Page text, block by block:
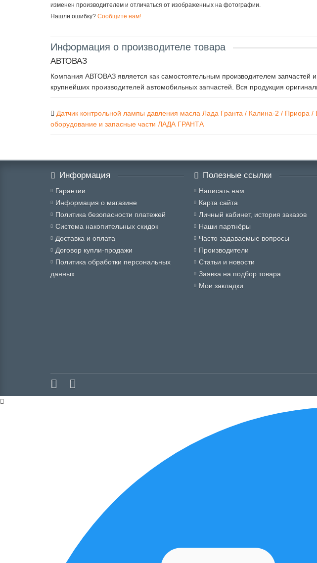
изменен производителем и отличаться от изображенных на фотографии.
Нашли ошибку? Сообщите нам!
Информация о производителе товара
АВТОВАЗ
Компания АВТОВАЗ является как самостоятельным производителем
крупнейших производителей автомобильных запчастей. Вся продукция
Датчик контрольной лампы давления масла Лада Гранта / Калина-2 / Приора /
оборудование и запасные части ЛАДА ГРАНТА
Информация
Гарантии
Информация о магазине
Политика безопасности платежей
Система накопительных скидок
Доставка и оплата
Договор купли-продажи
Политика обработки персональных
данных
Полезные ссылки
Написать нам
Карта сайта
Личный кабинет, история заказов
Наши партнёры
Часто задаваемые вопросы
Производители
Статьи и новости
Заявка на подбор товара
Мои закладки